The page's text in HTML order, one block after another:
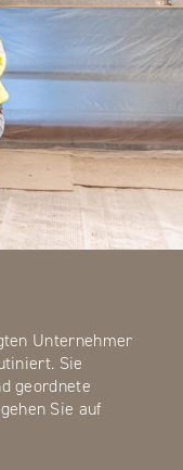
Unternehmer
Sie
geordnete
Sie auf